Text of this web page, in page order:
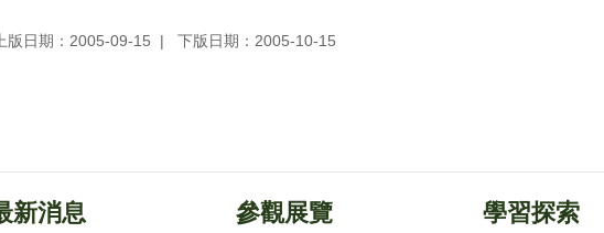
上版日期：2005-09-15 下版日期：2005-10-15
新消息 參觀展覽 學習探索